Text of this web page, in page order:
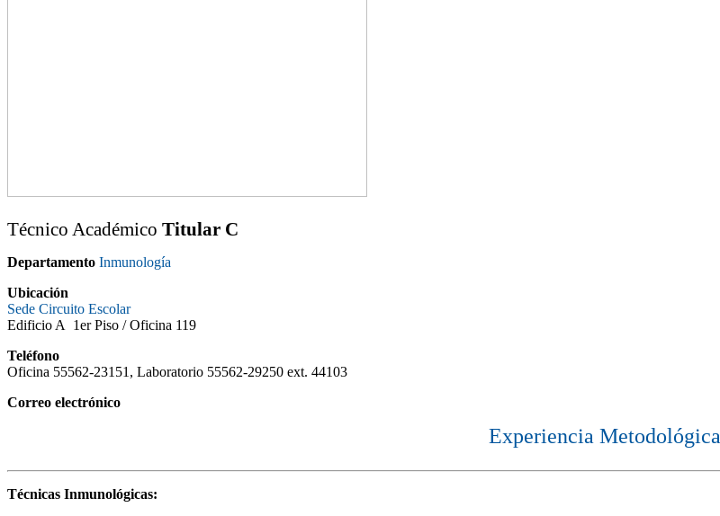
Técnico Académico Titular C
Departamento Inmunología
Ubicación
Sede Circuito Escolar
Edificio A 1er Piso / Oficina 119
Teléfono
Oficina 55562-23151, Laboratorio 55562-29250 ext. 44103
Correo electrónico
Experiencia Metodológica
Técnicas Inmunológicas: